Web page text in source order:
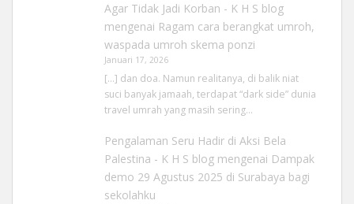
Agar Tidak Jadi Korban - K H S blog
mengenai Ragam cara berangkat umroh,
waspada umroh skema ponzi
Januari 17, 2026
[…] dan doa. Namun realitanya, di balik niat
suci banyak jamaah, terdapat “dark side” dunia
travel umrah yang masih sering…
Pengalaman Seru Hadir di Aksi Bela
Palestina - K H S blogmengenai Dampak
demo 29 Agustus 2025 di Surabaya bagi
sekolahku